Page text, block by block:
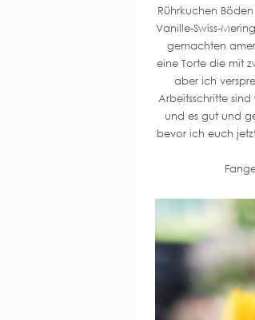
Rührkuchen
Vanille-Swiss-
gemachten
eine Torte die mit
aber ich
Arbeitsschritte
und es gut und
bevor ich euch